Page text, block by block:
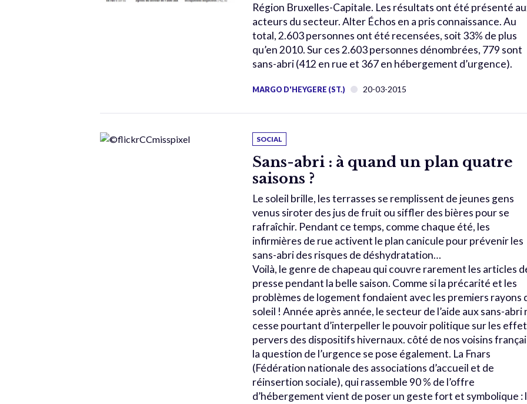
Région Bruxelles-Capitale. Les résultats ont été présenté
acteurs du secteur. Alter Échos en a pris connaissance. Au
total, 2.603 personnes ont été recensées, soit 33% de plus
qu’en 2010. Sur ces 2.603 personnes dénombrées, 779 sont
sans-abri (412 en rue et 367 en hébergement d’urgence).
MARGO D'HEYGERE (ST.) 20-03-2015
SOCIAL
Sans-abri : à quand un plan quatre
saisons ?
Le soleil brille, les terrasses se remplissent de jeunes gens
venus siroter des jus de fruit ou siffler des bières pour se
rafraîchir. Pendant ce temps, comme chaque été, les
infirmières de rue activent le plan canicule pour prévenir les
sans-abri des risques de déshydratation…
Voilà, le genre de chapeau qui couvre rarement les articles
presse pendant la belle saison. Comme si la précarité et les
problèmes de logement fondaient avec les premiers rayons
soleil ! Année après année, le secteur de l’aide aux sans-abri
cesse pourtant d’interpeller le pouvoir politique sur les
pervers des dispositifs hivernaux. côté de nos voisins
la question de l’urgence se pose également. La Fnars
(Fédération nationale des associations d’accueil et de
réinsertion sociale), qui rassemble 90 % de l’offre
d’hébergement vient de poser un geste fort et symbolique :